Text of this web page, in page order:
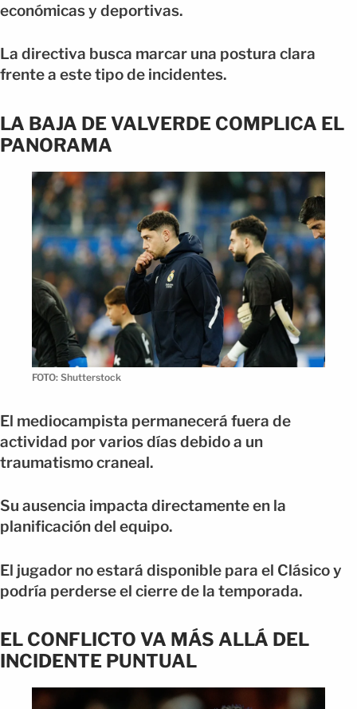
económicas y deportivas.
La directiva busca marcar una postura clara
frente a este tipo de incidentes.
LA BAJA DE VALVERDE COMPLICA EL
PANORAMA
FOTO: Shutterstock
El mediocampista permanecerá fuera de
actividad por varios días debido a un
traumatismo craneal.
Su ausencia impacta directamente en la
planificación del equipo.
El jugador no estará disponible para el Clásico y
podría perderse el cierre de la temporada.
EL CONFLICTO VA MÁS ALLÁ DEL
INCIDENTE PUNTUAL